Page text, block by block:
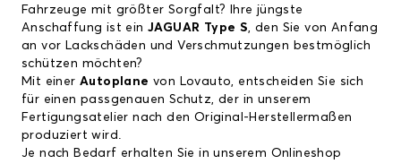
Fahrzeuge mit größter Sorgfalt? Ihre jüngste
Anschaffung ist ein JAGUAR Type S, den Sie von Anfang
an vor Lackschäden und Verschmutzungen bestmöglich
schützen möchten?
Mit einer Autoplane von Lovauto, entscheiden Sie sich
für einen passgenauen Schutz, der in unserem
Fertigungsatelier nach den Original-Herstellermaßen
produziert wird.
Je nach Bedarf erhalten Sie in unserem Onlineshop